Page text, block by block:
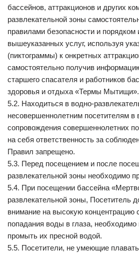
бассейнов, аттракционов и других
развлекательной зоны
правилами безопасности и порядком
вышеуказанных услуг, используя
(пиктограммы) к онкретных
самостоятельно получив
старшего спасателя и работников
здоровья и отдыха «Термы Мытищи».
5.2. Находиться в водно-
несовершеннолетним посетителям в
сопровождения совершеннолетних
на себя ответственность за
Правил запрещено.
5.3. Перед посещением и после
развлекательной зоны необходимо
5.4. При посещении бассейна
развлекательной зоны, Посетитель
внимание на высокую концентрацию
попадания воды в глаза,
промыть их пресной водой.
5.5. Посетители, не умеющие